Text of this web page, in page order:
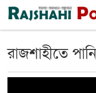
রাজশাহী রবিবার, ৯ই আগস্ট
রাজশাহীতে